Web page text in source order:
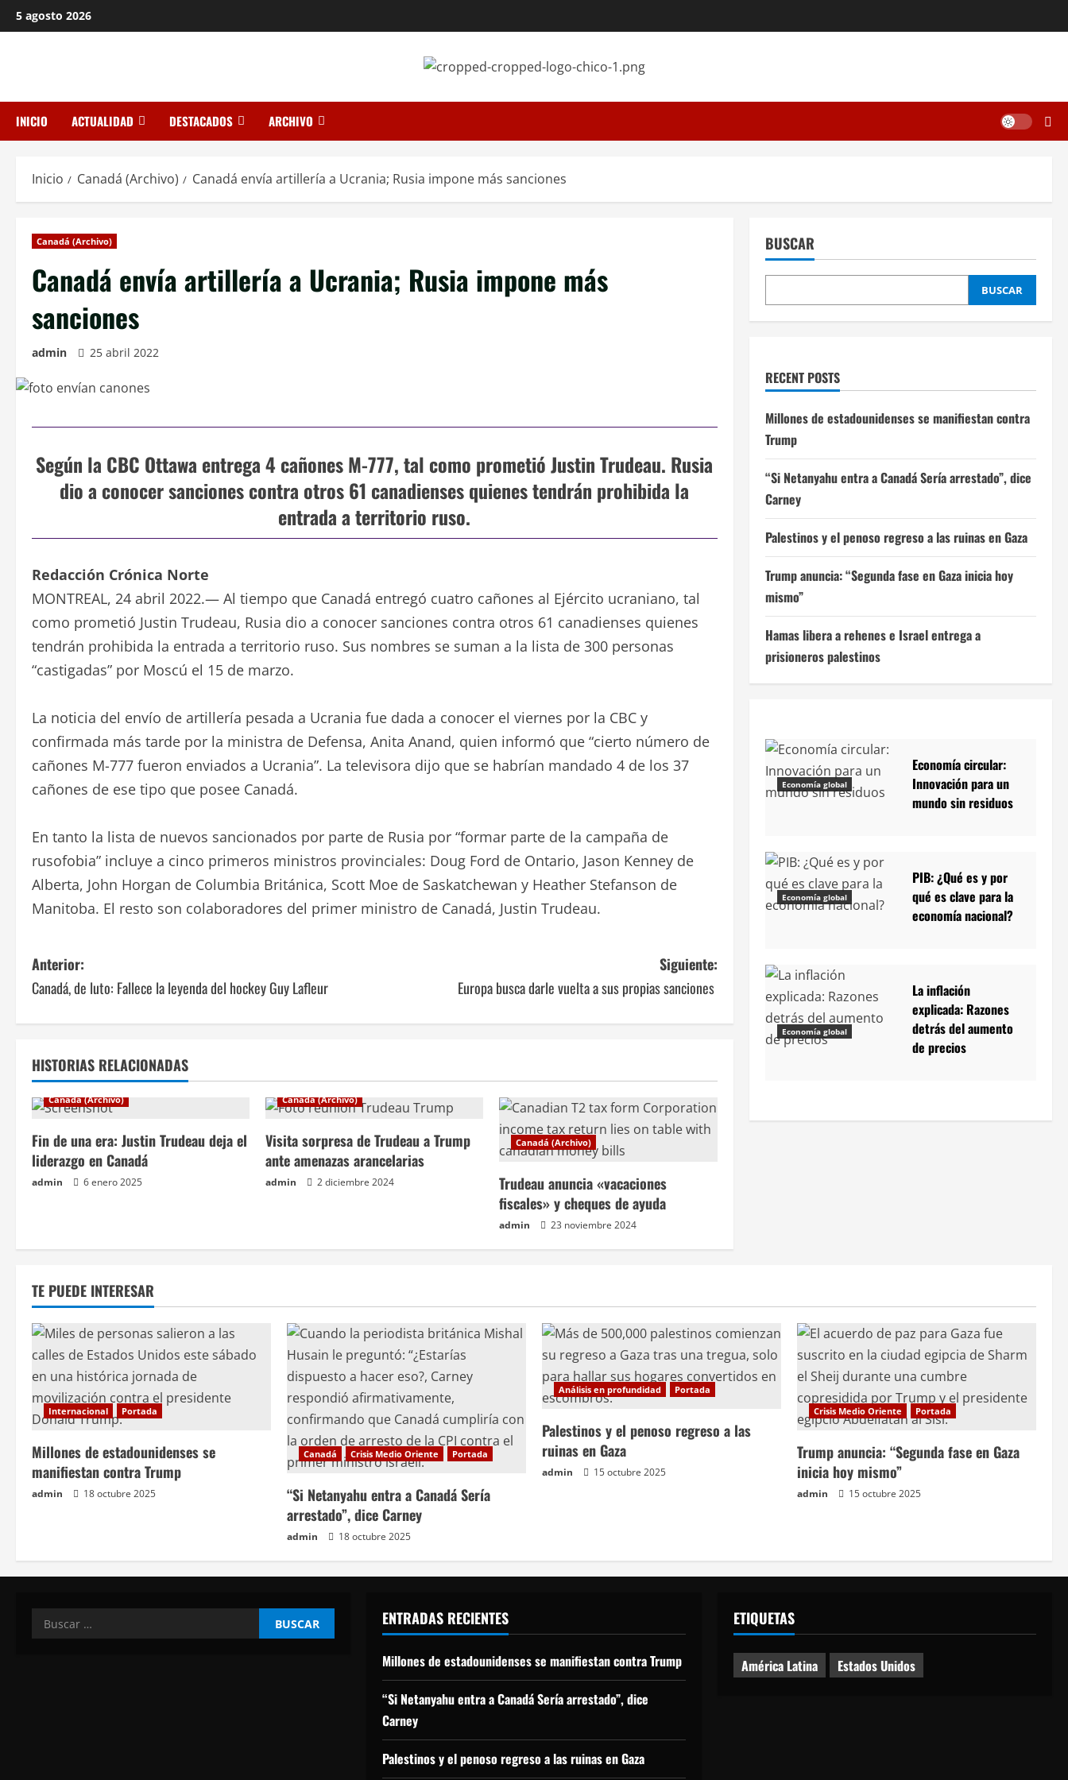
Saltar
al
5 agosto 2026
INICIO ACTUALIDAD DESTACADOS ARCHIVO
Inicio Canadá (Archivo) Canadá envía artillería a Ucrania; Rusia impone más sanciones
Canadá (Archivo)
Canadá envía artillería a Ucrania; Rusia impone más
sanciones
admin 25 abril 2022
Según la CBC Ottawa entrega 4 cañones M-777, tal como prometió Justin Trudeau. Rusia
dio a conocer sanciones contra otros 61 canadienses quienes tendrán prohibida la
entrada a territorio ruso.
Redacción Crónica Norte
MONTREAL, 24 abril 2022.— Al tiempo que Canadá entregó cuatro cañones al Ejército ucraniano, tal
como prometió Justin Trudeau, Rusia dio a conocer sanciones contra otros 61 canadienses quienes
tendrán prohibida la entrada a territorio ruso. Sus nombres se suman a la lista de 300 personas
“castigadas” por Moscú el 15 de marzo.
La noticia del envío de artillería pesada a Ucrania fue dada a conocer el viernes por la CBC y
confirmada más tarde por la ministra de Defensa, Anita Anand, quien informó que “cierto número de
cañones M-777 fueron enviados a Ucrania”. La televisora dijo que se habrían mandado 4 de los 37
cañones de ese tipo que posee Canadá.
En tanto la lista de nuevos sancionados por parte de Rusia por “formar parte de la campaña de
rusofobia” incluye a cinco primeros ministros provinciales: Doug Ford de Ontario, Jason Kenney de
Alberta, John Horgan de Columbia Británica, Scott Moe de Saskatchewan y Heather Stefanson de
Manitoba. El resto son colaboradores del primer ministro de Canadá, Justin Trudeau.
N
a
v
e
g
a
c
d
e
e
n
t
r
a
a
s
Anterior:
Canadá, de luto: Fallece la leyenda del hockey Guy Lafleur
Siguiente:
Europa busca darle vuelta a sus propias sanciones
HISTORIAS RELACIONADAS
Canadá (Archivo)
Fin de una era: Justin Trudeau deja el
liderazgo en Canadá
admin 6 enero 2025
Canadá (Archivo)
Visita sorpresa de Trudeau a Trump
ante amenazas arancelarias
admin 2 diciembre 2024
Canadá (Archivo)
Trudeau anuncia «vacaciones
fiscales» y cheques de ayuda
admin 23 noviembre 2024
BUSCAR
BUSCAR
RECENT POSTS
Millones de estadounidenses se manifiestan contra
Trump
“Si Netanyahu entra a Canadá Sería arrestado”, dice
Carney
Palestinos y el penoso regreso a las ruinas en Gaza
Trump anuncia: “Segunda fase en Gaza inicia hoy
mismo”
Hamas libera a rehenes e Israel entrega a
prisioneros palestinos
Economía global
Economía circular:
Innovación para un
mundo sin residuos
Economía global
PIB: ¿Qué es y por
qué es clave para la
economía nacional?
Economía global
La inflación
explicada: Razones
detrás del aumento
de precios
TE PUEDE INTERESAR
Internacional Portada
Millones de estadounidenses se
manifiestan contra Trump
admin 18 octubre 2025
Canadá Crisis Medio Oriente Portada
“Si Netanyahu entra a Canadá Sería
arrestado”, dice Carney
admin 18 octubre 2025
Análisis en profundidad Portada
Palestinos y el penoso regreso a las
ruinas en Gaza
admin 15 octubre 2025
Crisis Medio Oriente Portada
Trump anuncia: “Segunda fase en Gaza
inicia hoy mismo”
admin 15 octubre 2025
Buscar: ENTRADAS RECIENTES
Millones de estadounidenses se manifiestan contra Trump
“Si Netanyahu entra a Canadá Sería arrestado”, dice
Carney
Palestinos y el penoso regreso a las ruinas en Gaza
ETIQUETAS
América Latina Estados Unidos